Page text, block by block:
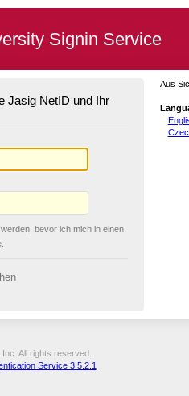
Signin Service
Jasig NetID und Ihr
bevor ich mich in einen
Aus
All rights reserved.
Service 3.5.2.1